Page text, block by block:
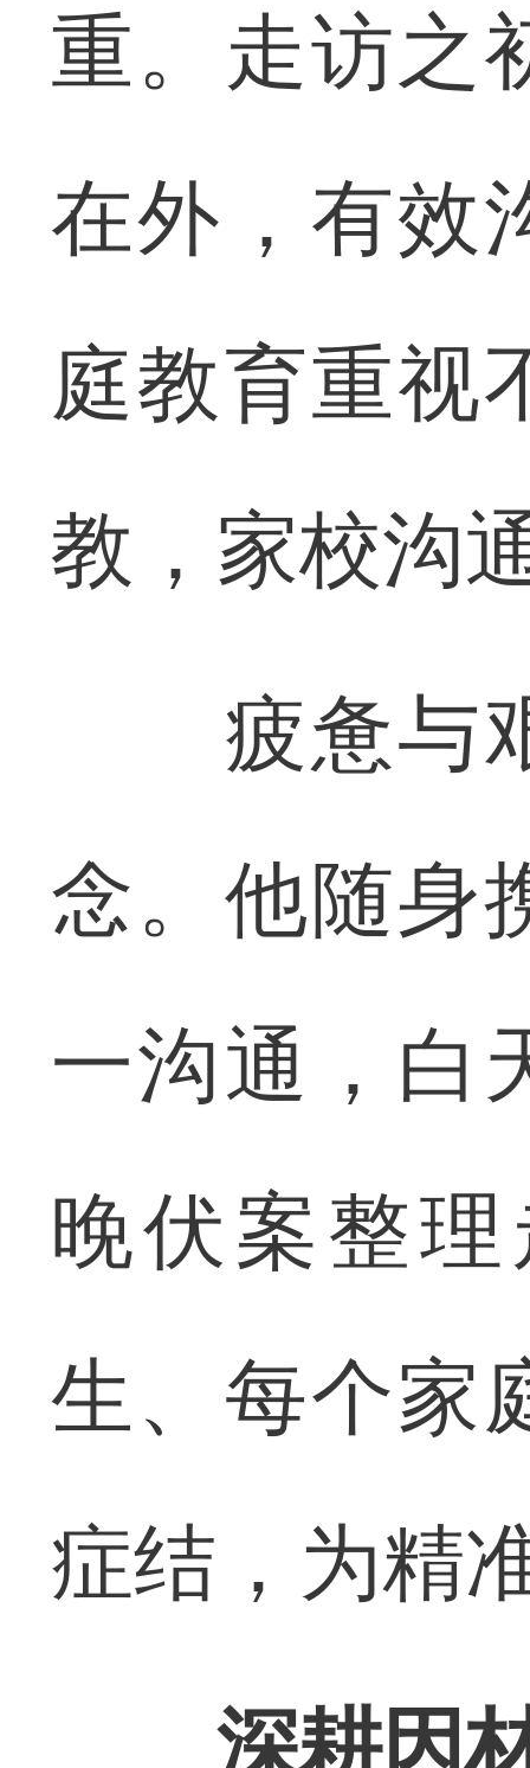
重。走访之
在外，有效
庭教育重视
教，家校沟
疲惫与艰
念。他随身
一沟通，白
晚伏案整
生、每个家
症结，为精
深耕因